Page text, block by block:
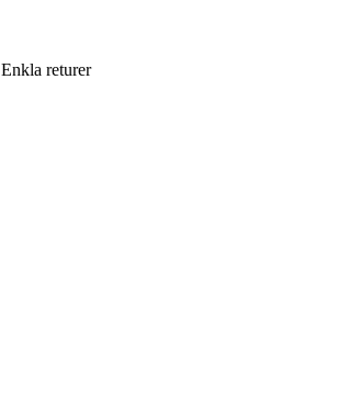
Enkla returer